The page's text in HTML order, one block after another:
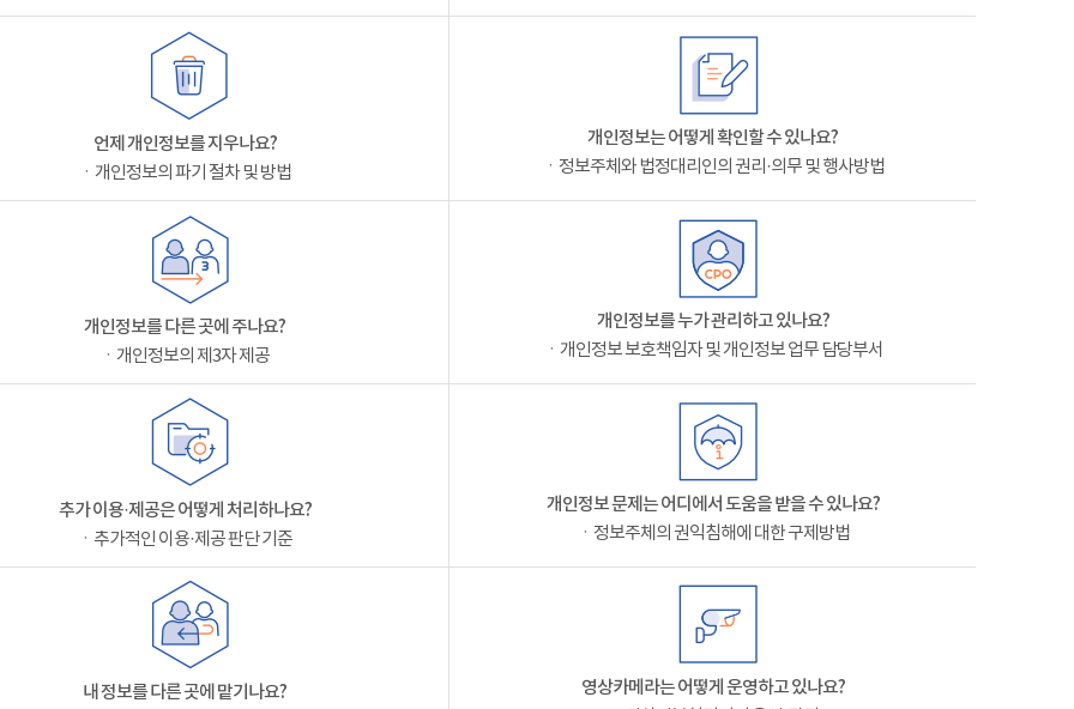
언제 개인정보를 지우나요?
ㆍ개인정보의 파기 절차 및 방법
개인정보는 어떻게 확인할 수 있나요?
ㆍ정보주체와 법정대리인의 권리·의무 및 행사방법
개인정보를 다른 곳에 주나요?
ㆍ개인정보의 제3자 제공
개인정보를 누가 관리하고 있나요?
ㆍ개인정보 보호책임자 및 개인정보 업무 담당부서
추가 이용·제공은 어떻게 처리하나요?
ㆍ추가적인 이용·제공 판단 기준
개인정보 문제는 어디에서 도움을 받을 수 있나요?
ㆍ정보주체의 권익침해에 대한 구제방법
내 정보를 다른 곳에 맡기나요?
영상카메라는 어떻게 운영하고 있나요?